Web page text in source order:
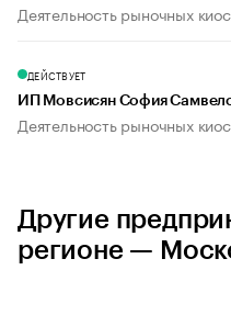
Деятельность рыночных
ДЕЙСТВУЕТ
ИП Мовсисян София
Деятельность рыночных
Другие
регионе —